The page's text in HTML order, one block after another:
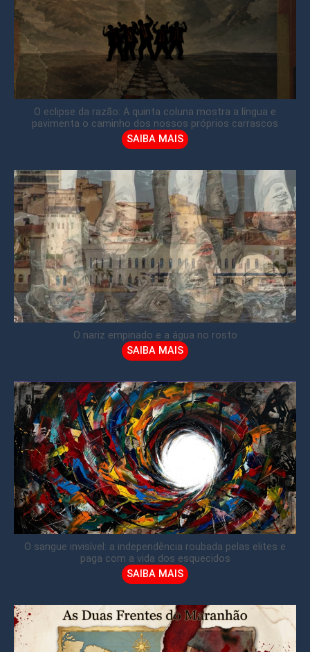
O eclipse da razão: A quinta coluna mostra a língua e
pavimenta o caminho dos nossos próprios carrascos
SAIBA MAIS
O nariz empinado e a água no rosto
SAIBA MAIS
O sangue invisível: a independência roubada pelas elites e
paga com a vida dos esquecidos
SAIBA MAIS